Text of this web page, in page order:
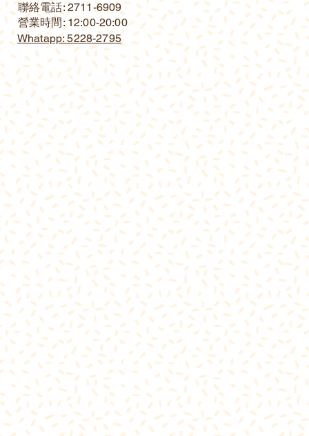
​聯絡電話: 2711-6909
營業時間: 12:00-20:00
Whatapp: 5228-2795